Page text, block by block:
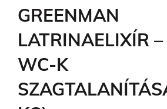
GREENMAN
LATRINAELIXÍR
WC-K